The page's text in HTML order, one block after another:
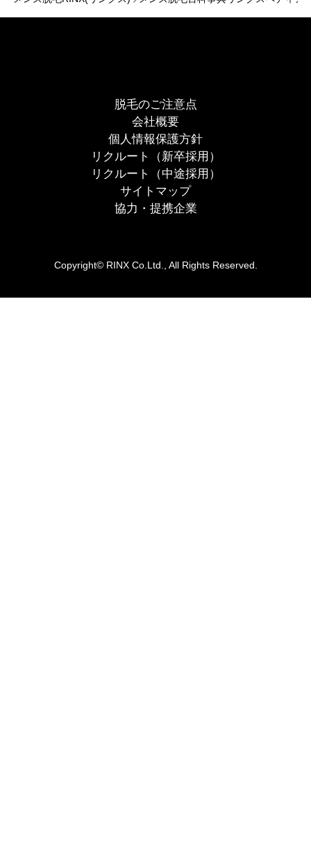
脱毛のご注意点
会社概要
個人情報保護方針
リクルート（新卒採用）
リクルート（中途採用）
サイトマップ
協力・提携企業
Copyright© RINX Co.Ltd., All Rights Reserved.